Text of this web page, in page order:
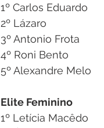
1º Carlos Eduardo
2º Lázaro
3º Antonio Frota
4º Roni Bento
5º Alexandre Melo
Elite Feminino
1º Letícia Macêdo